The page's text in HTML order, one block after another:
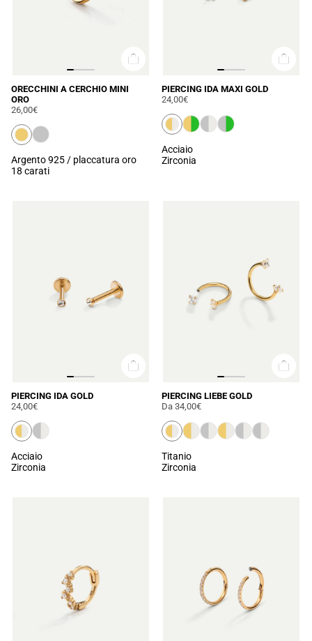
ORECCHINI A CERCHIO MINI
ORO
26,00€
Argento 925 / placcatura oro
18 carati
PIERCING IDA MAXI GOLD
24,00€
Acciaio
Zirconia
PIERCING IDA GOLD
24,00€
Acciaio
Zirconia
PIERCING LIEBE GOLD
Da 34,00€
Titanio
Zirconia